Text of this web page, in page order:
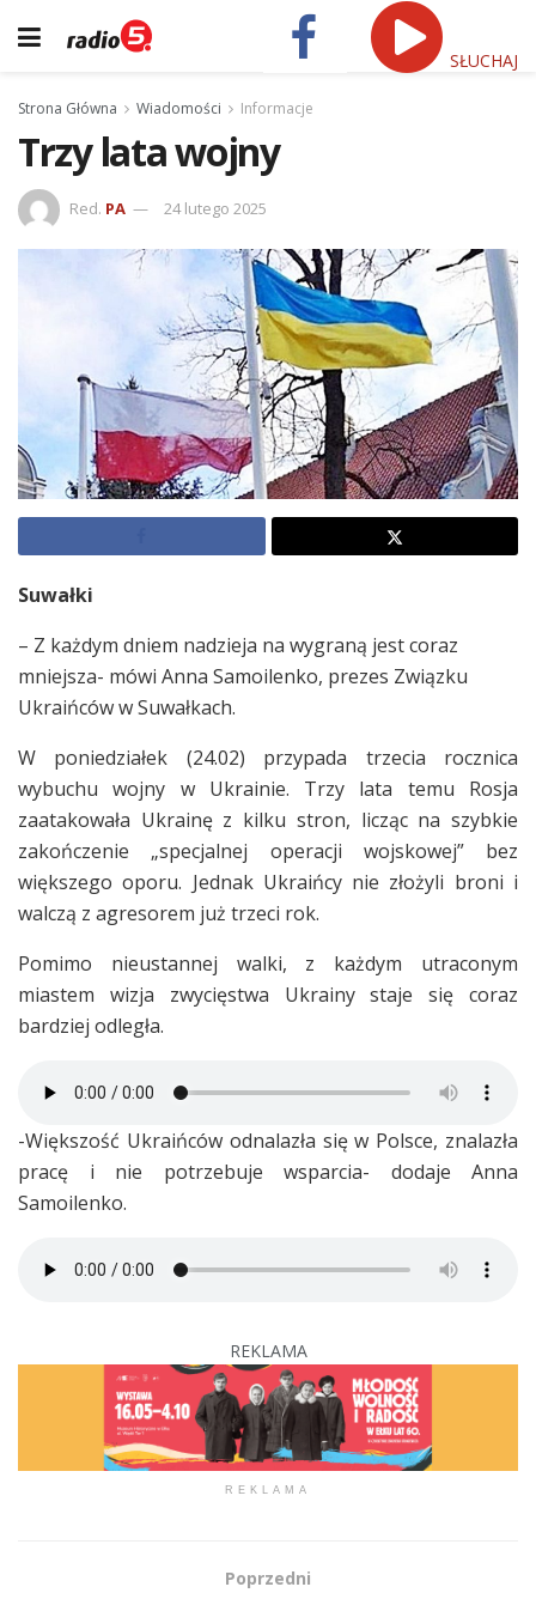
SŁUCHAJ
Strona Główna Wiadomości Informacje
Trzy lata wojny
Red. PA 24 lutego 2025
Suwałki
– Z każdym dniem nadzieja na wygraną jest coraz
mniejsza- mówi Anna Samoilenko, prezes Związku
Ukraińców w Suwałkach.
W poniedziałek (24.02) przypada trzecia rocznica
wybuchu wojny w Ukrainie. Trzy lata temu Rosja
zaatakowała Ukrainę z kilku stron, licząc na szybkie
zakończenie „specjalnej operacji wojskowej” bez
większego oporu. Jednak Ukraińcy nie złożyli broni i
walczą z agresorem już trzeci rok.
Pomimo nieustannej walki, z każdym utraconym
miastem wizja zwycięstwa Ukrainy staje się coraz
bardziej odległa.
-Większość Ukraińców odnalazła się w Polsce, znalazła
pracę i nie potrzebuje wsparcia- dodaje Anna
Samoilenko.
REKLAMA
REKLAMA
Poprzedni